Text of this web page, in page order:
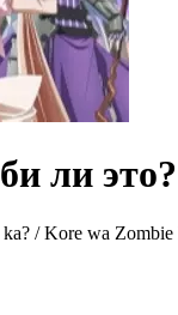
ли это?
/ Kore wa Zombie